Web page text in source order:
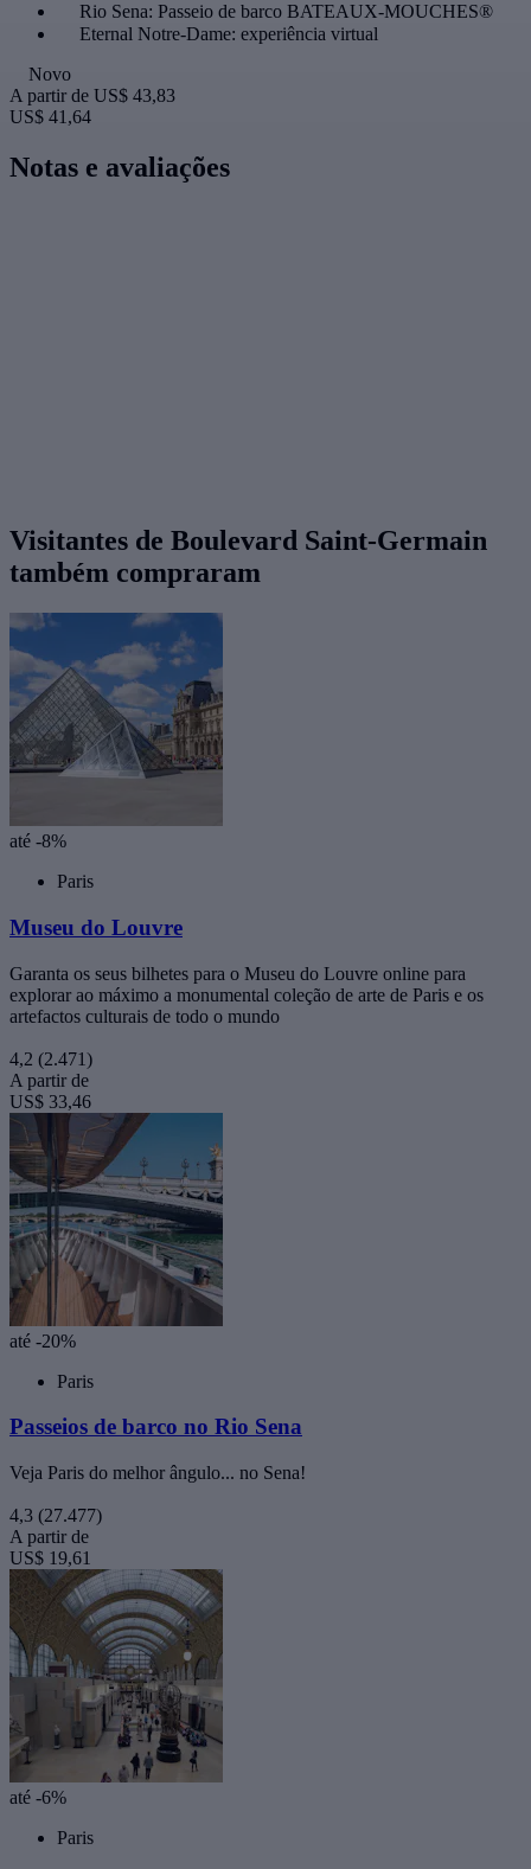
Rio Sena: Passeio de barco BATEAUX-MOUCHES®
Eternal Notre-Dame: experiência virtual
Novo
A partir de US$ 43,83
US$ 41,64
Notas e avaliações
Visitantes de Boulevard Saint-Germain
também compraram
até -8%
Paris
Museu do Louvre
Garanta os seus bilhetes para o Museu do Louvre online para
explorar ao máximo a monumental coleção de arte de Paris e os
artefactos culturais de todo o mundo
4,2 (2.471)
A partir de
US$ 33,46
até -20%
Paris
Passeios de barco no Rio Sena
Veja Paris do melhor ângulo... no Sena!
4,3 (27.477)
A partir de
US$ 19,61
até -6%
Paris